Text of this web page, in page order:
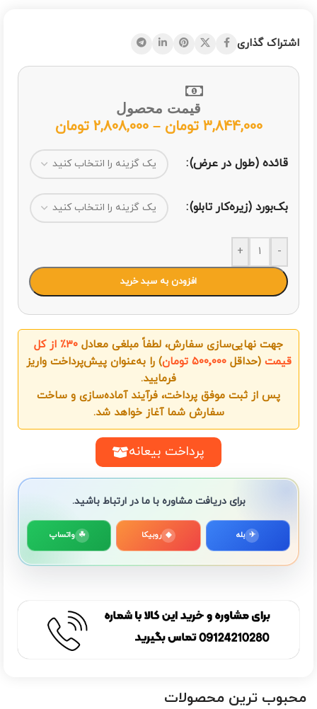
اشتراک گذاری
قیمت محصول
3,844,000 تومان –
2,808,000 تومان
قائده (طول در عرض)
بک‌بورد (زیره‌کار تابلو)
-
+
افزودن به سبد خرید
جهت نهایی‌سازی سفارش، لطفاً مبلغی معادل
۳۰٪ از کل
قیمت (حداقل۵۰۰٬۰۰۰ تومان
) را به‌عنوان پیش‌پرداخت واریز
فرمایید.
پس از ثبت موفق پرداخت، فرآیند آماده‌سازی و ساخت
سفارش شما آغاز خواهد شد.
پرداخت بیعانه
برای دریافت مشاوره با ما در ارتباط باشید.
✈ بله ◆ روبیکا ☘ واتساپ
محبوب ترین محصولات